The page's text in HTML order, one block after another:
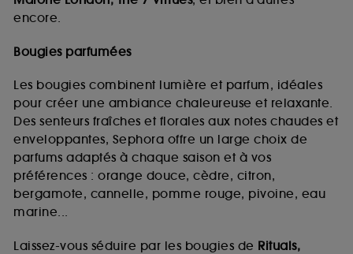
encore.
Bougies parfumées
Les bougies combinent lumière et parfum, idéales
pour créer une ambiance chaleureuse et relaxante.
Des senteurs fraîches et florales aux notes chaudes et
enveloppantes, Sephora offre un large choix de
parfums adaptés à chaque saison et à vos
préférences : orange douce, cèdre, citron,
bergamote, cannelle, pomme rouge, pivoine, eau
marine...
Laissez-vous séduire par les bougies de Rituals,